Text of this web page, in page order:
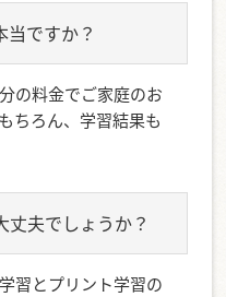
当ですか？
の料金でご家庭のお
ちろん、学習結果も
丈夫でしょうか？
習とプリント学習の